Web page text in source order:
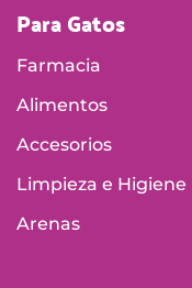
Para Gatos
Farmacia
Alimentos
Accesorios
Limpieza e Higiene
Arenas